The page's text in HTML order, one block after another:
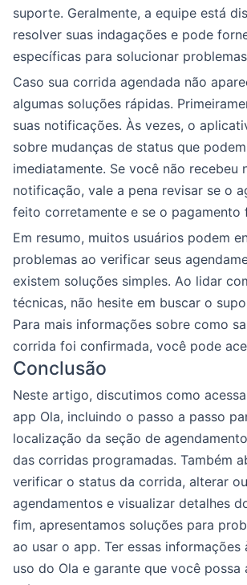
suporte. Geralmente, a equipe está
resolver suas indagações e pode
específicas para solucionar
Caso sua corrida agendada não
algumas soluções rápidas.
suas notificações. Às vezes, o
sobre mudanças de status que
imediatamente. Se você não recebeu
notificação, vale a pena revisar se o
feito corretamente e se o pagamento
Em resumo, muitos usuários podem
problemas ao verificar seus
existem soluções simples. Ao lidar
técnicas, não hesite em buscar o
Para mais informações sobre como
corrida foi confirmada, você pode
Conclusão
Neste artigo, discutimos como
app Ola, incluindo o passo a passo
localização da seção de
das corridas programadas. Também
verificar o status da corrida, alterar
agendamentos e visualizar detalhes
fim, apresentamos soluções para
ao usar o app. Ter essas
uso do Ola e garante que você possa